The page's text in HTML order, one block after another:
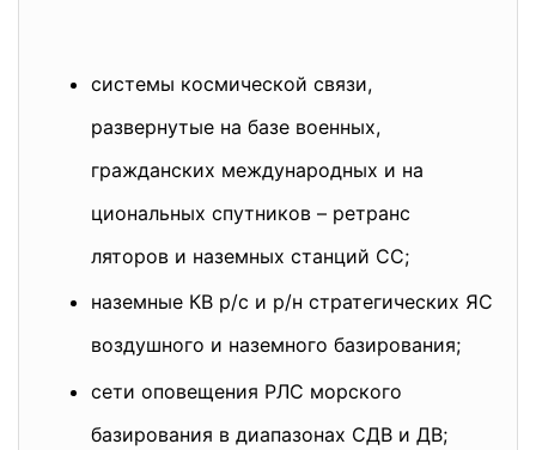
системы космической связи,
развернутые на базе военных,
гражданских международных и на
циональных спутников – ретранс
ляторов и наземных станций СС;
наземные КВ р/с и р/н стратегических ЯС
воздушного и наземного базирования;
сети оповещения РЛС морского
базирования в диапазонах СДВ и ДВ;